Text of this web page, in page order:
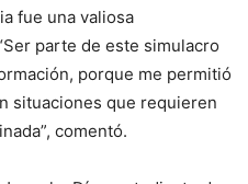
fue una valiosa
parte de este simulacro
porque me permitió
situaciones que requieren
comentó.